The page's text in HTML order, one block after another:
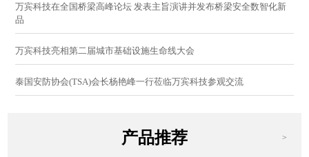
万宾科技在全国桥梁高峰论坛 发表主旨演讲并发布桥梁安全数智化新
品
万宾科技亮相第二届城市基础设施生命线大会
泰国安防协会(TSA)会长杨艳峰一行莅临万宾科技参观交流
产品推荐 >